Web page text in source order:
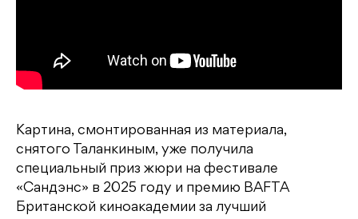
Картина, смонтированная из материала,
снятого Таланкиным, уже получила
специальный приз жюри на фестивале
«Сандэнс» в 2025 году и премию BAFTA
Британской киноакадемии за лучший